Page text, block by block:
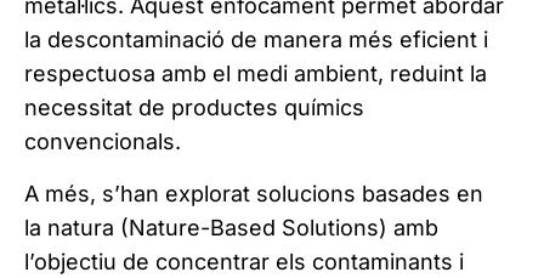
metàl·lics. Aquest enfocament permet abordar
la descontaminació de manera més eficient i
respectuosa amb el medi ambient, reduint la
necessitat de productes químics
convencionals.
A més, s’han explorat solucions basades en
la natura (Nature-Based Solutions) amb
l’objectiu de concentrar els contaminants i